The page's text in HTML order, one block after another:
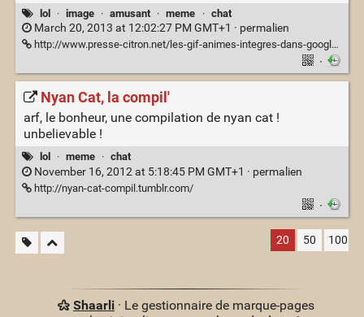
lol · image · amusant · meme · chat
March 20, 2013 at 12:02:27 PM GMT+1 · permalien
http://www.presse-citron.net/les-gif-animes-integres-dans-google-images
·
Nyan Cat, la compil'
arf, le bonheur, une compilation de nyan cat !
unbelievable !
lol · meme · chat
November 16, 2012 at 5:18:45 PM GMT+1 · permalien
http://nyan-cat-compil.tumblr.com/
·
20 50 100
Shaarli· Le gestionnaire de marque-pages